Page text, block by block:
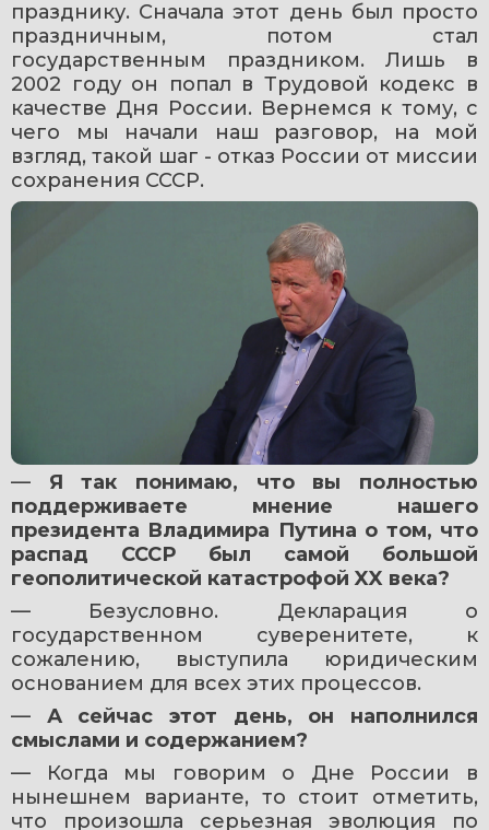
празднику. Сначала этот день был просто
праздничным, потом стал
государственным праздником. Лишь в
2002 году он попал в Трудовой кодекс в
качестве Дня России. Вернемся к тому, с
чего мы начали наш разговор, на мой
взгляд, такой шаг - отказ России от миссии
сохранения СССР.
— Я так понимаю, что вы полностью
поддерживаете мнение нашего
президента Владимира Путина о том, что
распад СССР был самой большой
геополитической катастрофой XX века?
— Безусловно. Декларация о
государственном суверенитете, к
сожалению, выступила юридическим
основанием для всех этих процессов.
— А сейчас этот день, он наполнился
смыслами и содержанием?
— Когда мы говорим о Дне России в
нынешнем варианте, то стоит отметить,
что произошла серьезная эволюция по